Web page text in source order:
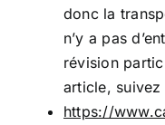
donc la
n’y a pas
révision
article,
https://